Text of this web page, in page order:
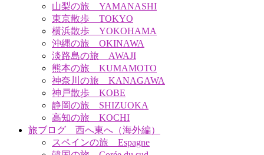
山梨の旅 YAMANASHI
東京散歩 TOKYO
横浜散歩 YOKOHAMA
沖縄の旅 OKINAWA
淡路島の旅 AWAJI
熊本の旅 KUMAMOTO
神奈川の旅 KANAGAWA
神戸散歩 KOBE
静岡の旅 SHIZUOKA
高知の旅 KOCHI
旅ブログ 西へ東へ（海外編）
スペインの旅 Espagne